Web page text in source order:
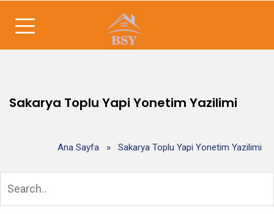
Sakarya Toplu Yapi Yonetim Yazilimi
Ana Sayfa » Sakarya Toplu Yapi Yonetim Yazilimi